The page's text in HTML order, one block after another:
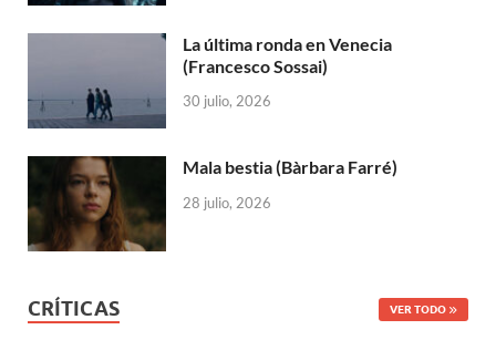
La última ronda en Venecia
(Francesco Sossai)
30 julio, 2026
Mala bestia (Bàrbara Farré)
28 julio, 2026
CRÍTICAS VER TODO